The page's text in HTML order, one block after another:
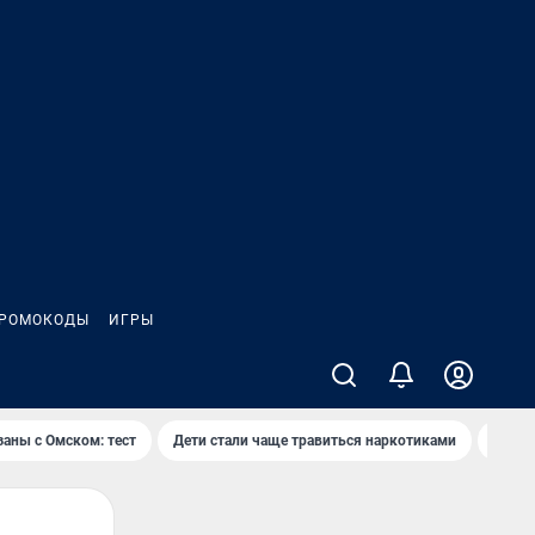
ИГРЫ
с Омском: тест Дети стали чаще травиться наркотиками